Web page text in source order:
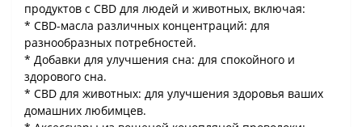
продуктов с CBD для людей и животных, включая:
* CBD-масла различных концентраций: для
разнообразных потребностей.
* Добавки для улучшения сна: для спокойного и
здорового сна.
* CBD для животных: для улучшения здоровья ваших
домашних любимцев.